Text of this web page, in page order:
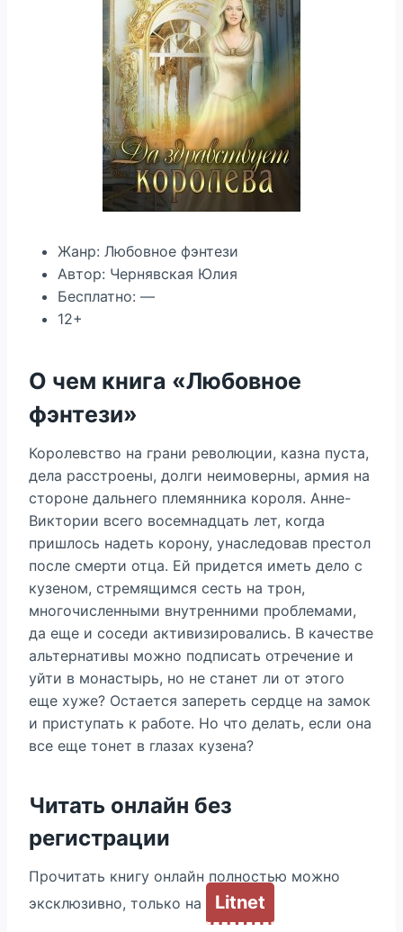
Жанр: Любовное фэнтези
Автор: Чернявская Юлия
Бесплатно: —
12+
О чем книга «Любовное
фэнтези»
Королевство на грани революции, казна пуста,
дела расстроены, долги неимоверны, армия на
стороне дальнего племянника короля. Анне-
Виктории всего восемнадцать лет, когда
пришлось надеть корону, унаследовав престол
после смерти отца. Ей придется иметь дело с
кузеном, стремящимся сесть на трон,
многочисленными внутренними проблемами,
да еще и соседи активизировались. В качестве
альтернативы можно подписать отречение и
уйти в монастырь, но не станет ли от этого
еще хуже? Остается запереть сердце на замок
и приступать к работе. Но что делать, если она
все еще тонет в глазах кузена?
Читать онлайн без
регистрации
Прочитать книгу онлайн полностью можно
эксклюзивно, только на
Litnet